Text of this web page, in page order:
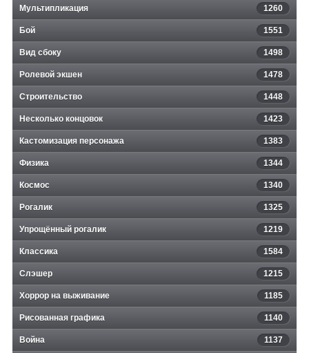
Мультипликация 1260
Бой 1551
Вид сбоку 1498
Ролевой экшен 1478
Строительство 1448
Несколько концовок 1423
Кастомизация персонажа 1383
Физика 1344
Космос 1340
Рогалик 1325
Упрощённый рогалик 1219
Классика 1584
Слэшер 1215
Хоррор на выживание 1185
Рисованная графика 1140
Война 1137